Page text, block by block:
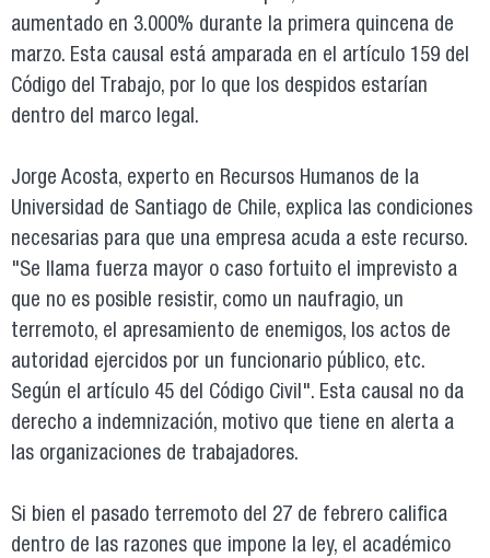
aumentado en 3.000% durante la primera quincena de
marzo. Esta causal está amparada en el artículo 159 del
Código del Trabajo, por lo que los despidos estarían
dentro del marco legal.
Jorge Acosta, experto en Recursos Humanos de la
Universidad de Santiago de Chile, explica las condiciones
necesarias para que una empresa acuda a este recurso.
"Se llama fuerza mayor o caso fortuito el imprevisto a
que no es posible resistir, como un naufragio, un
terremoto, el apresamiento de enemigos, los actos de
autoridad ejercidos por un funcionario público, etc.
Según el artículo 45 del Código Civil". Esta causal no da
derecho a indemnización, motivo que tiene en alerta a
las organizaciones de trabajadores.
Si bien el pasado terremoto del 27 de febrero califica
dentro de las razones que impone la ley, el académico